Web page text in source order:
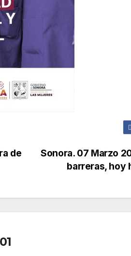
Sonora. 07 Marzo
barreras, hoy
de